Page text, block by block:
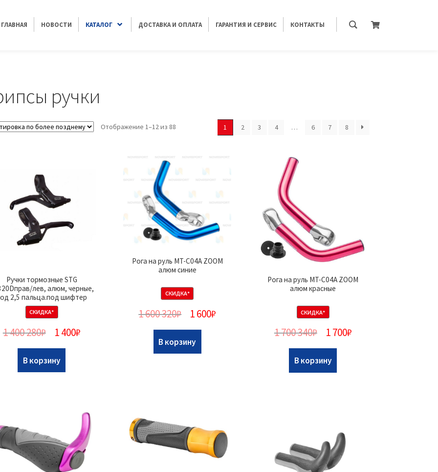
ГЛАВНАЯ НОВОСТИ КАТАЛОГ ДОСТАВКА И ОПЛАТА ГАРАНТИЯ И СЕРВИС КОНТАКТЫ
ручки
Отображение 1–12 из 88 1 2 3 4 … 6 7 8
Ручки тормозные STG
лев, алюм, черные,
2,5 пальца.под шифтер
СКИДКА*
1 400 280₽ 1 400₽
В корзину
Рога на руль MT-C04A ZOOM
алюм синие
СКИДКА*
1 600 320₽ 1 600₽
В корзину
Рога на руль MT-C04A ZOOM
алюм красные
СКИДКА*
1 700 340₽ 1 700₽
В корзину